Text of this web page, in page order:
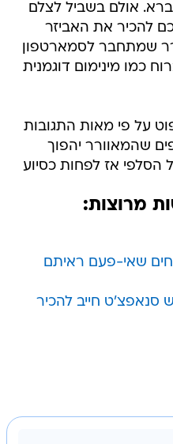
אולם בשביל לצלם
להכיר את האביזר
שמתחבר לסמארטפון
כמו מינימום דוגמנית
על פי מאות התגובות
שהמאוורר יהפוך
הסלפי אז לפחות כסיוע
מרוצות:
שאי-פעם ראיתם
חייב להכיר